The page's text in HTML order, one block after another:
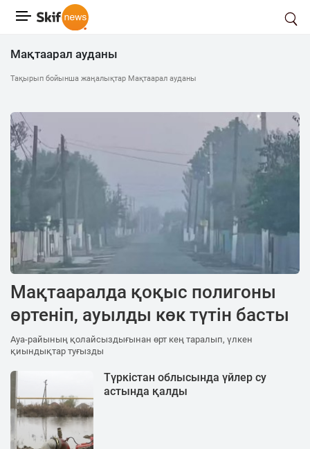
Мақтаарал ауданы
Тақырып бойынша жаңалықтар Мақтаарал ауданы
Мақтааралда қоқыс полигоны
өртеніп, ауылды көк түтін басты
Aуа-райының қолайсыздығынан өрт кең таралып, үлкен
қиындықтар туғызды
Түркістан облысында үйлер су
астында қалды